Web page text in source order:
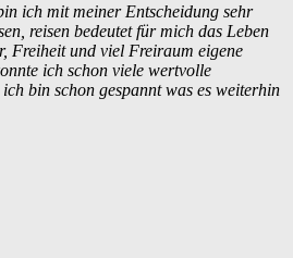
ich mit meiner Entscheidung sehr
reisen bedeutet für mich das Leben
Freiheit und viel Freiraum eigene
ich schon viele wertvolle
bin schon gespannt was es weiterhin